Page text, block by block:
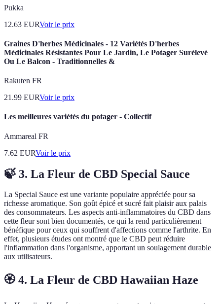
Pukka
12.63 EURVoir le prix
Graines D'herbes Médicinales - 12 Variétés D'herbes
Médicinales Résistantes Pour Le Jardin, Le Potager Surélevé
Ou Le Balcon - Traditionnelles &
Rakuten FR
21.99 EURVoir le prix
Les meilleures variétés du potager - Collectif
Ammareal FR
7.62 EURVoir le prix
🍃 3. La Fleur de CBD Special Sauce
La Special Sauce est une variante populaire appréciée pour sa
richesse aromatique. Son goût épicé et sucré fait plaisir aux palais
des consommateurs. Les aspects anti-inflammatoires du CBD dans
cette fleur sont bien documentés, ce qui la rend particulièrement
bénéfique pour ceux qui souffrent d'affections comme l'arthrite. En
effet, plusieurs études ont montré que le CBD peut réduire
l'inflammation dans l'organisme, apportant un soulagement durable
aux utilisateurs.
🏵️ 4. La Fleur de CBD Hawaiian Haze